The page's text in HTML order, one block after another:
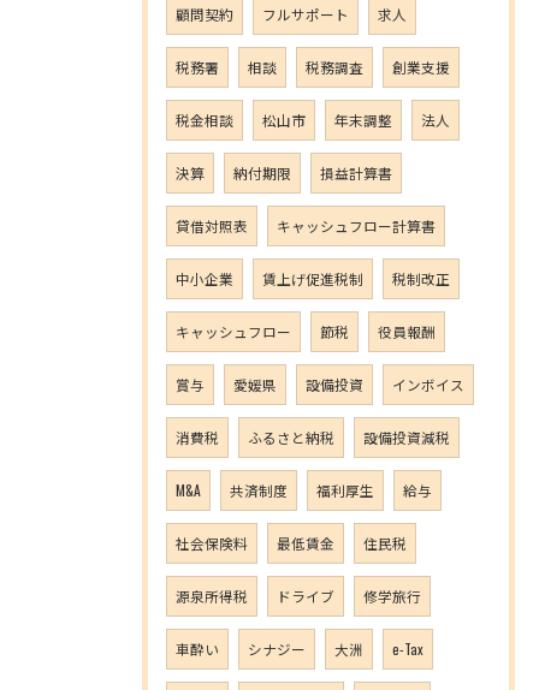
顧問契約 フルサポート 求人
税務署 相談 税務調査 創業支援
税金相談 松山市 年末調整 法人
決算 納付期限 損益計算書
貸借対照表 キャッシュフロー計算書
中小企業 賃上げ促進税制 税制改正
キャッシュフロー 節税 役員報酬
賞与 愛媛県 設備投資 インボイス
消費税 ふるさと納税 設備投資減税
M&A 共済制度 福利厚生 給与
社会保険料 最低賃金 住民税
源泉所得税 ドライブ 修学旅行
車酔い シナジー 大洲 e-Tax